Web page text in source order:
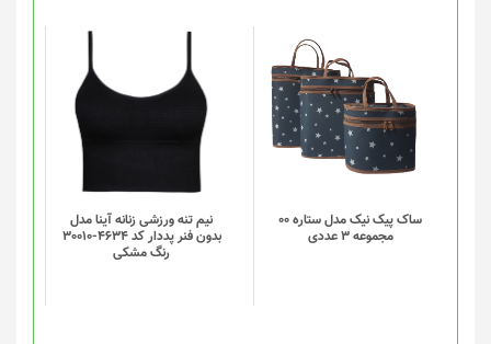
ساک پیک نیک مدل ستاره 00
مجموعه 3 عددی
این
محصول
دارای
انواع
مختلفی
گزینه
ها
نیم تنه ورزشی زنانه آینا مدل
بدون فنر پددار کد 4634-30010
رنگ مشکی
محصول
دارای
باشد.
گزینه
ها
ممکن